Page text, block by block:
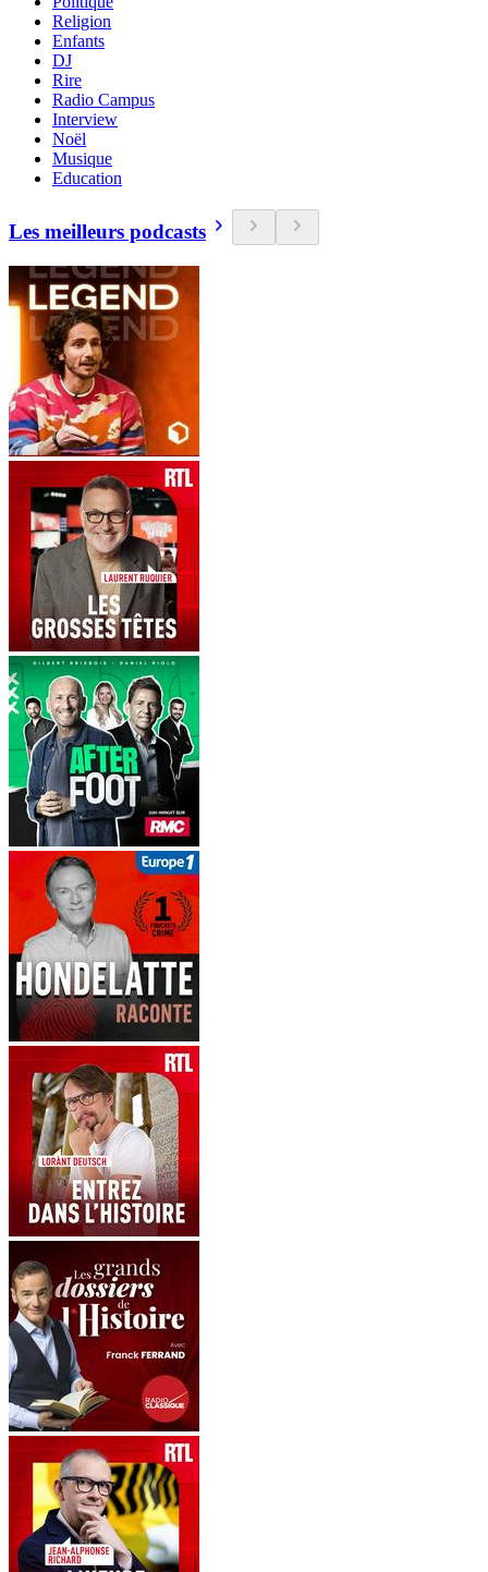
Religion
Enfants
DJ
Rire
Radio Campus
Interview
Noël
Musique
Education
Les meilleurs podcasts